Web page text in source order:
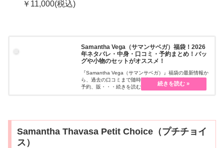
￥11,000(税込)
Samantha Vega（サマンサベガ）福袋！2026
年ネタバレ・中身・口コミ・予約まとめ！バッ
グや小物のセットがオススメ！
『Samantha Vega（サマンサベガ）』福袋の最新情報か
ら、過去の口コミまで随時更新しています。先行販売・
予約、販・・・続きを読む
Samantha Thavasa Petit Choice（プチチョイ
ス）